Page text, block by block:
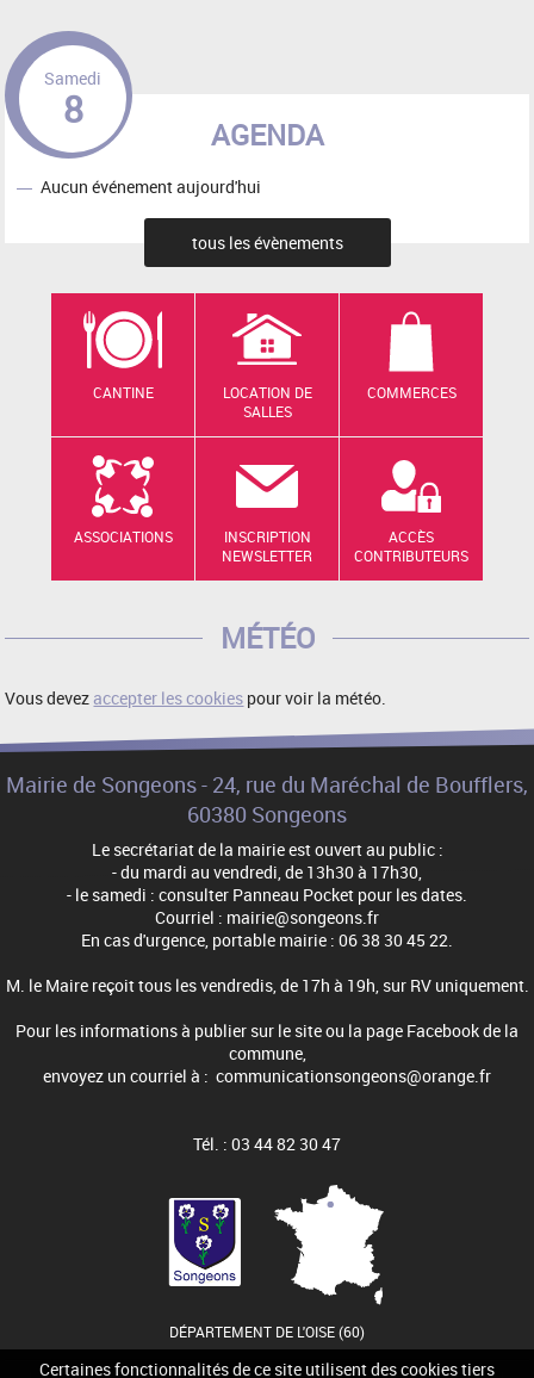
Certaines fonctionnalités de ce site utilisent des cookies tiers
AGENDA
Samedi
8
Aucun événement aujourd'hui
tous les évènements
CANTINE
LOCATION DE
SALLES
COMMERCES
ASSOCIATIONS
INSCRIPTION
NEWSLETTER
ACCÈS
CONTRIBUTEURS
MÉTÉO
Vous devez accepter les cookies pour voir la météo.
Mairie de Songeons - 24, rue du Maréchal de Boufflers,
60380 Songeons
Le secrétariat de la mairie est ouvert au public :
- du mardi au vendredi, de 13h30 à 17h30,
- le samedi : consulter Panneau Pocket pour les dates.
Courriel : mairie@songeons.fr
En cas d'urgence, portable mairie : 06 38 30 45 22.
M. le Maire reçoit tous les vendredis, de 17h à 19h, sur RV uniquement.
Pour les informations à publier sur le site ou la page Facebook de la
commune,
envoyez un courriel à : communicationsongeons@orange.fr
Tél. : 03 44 82 30 47
DÉPARTEMENT DE L'OISE (60)